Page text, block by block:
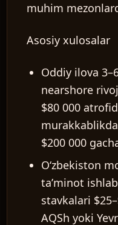
muhim
Asosiy xulosalar
Oddiy ilova
nearshore
$80 000
$200 000
Oʻzbekiston
taʼminot
stavkalari
AQSh yoki